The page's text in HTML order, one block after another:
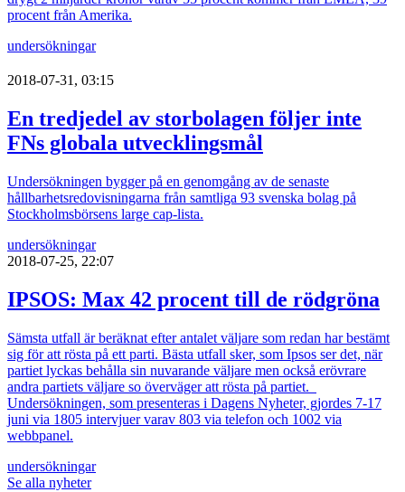
procent från Amerika.
undersökningar
2018-07-31, 03:15
En tredjedel av storbolagen följer inte
FNs globala utvecklingsmål
Undersökningen bygger på en genomgång av de senaste
hållbarhetsredovisningarna från samtliga 93 svenska bolag på
Stockholmsbörsens large cap-lista.
undersökningar
2018-07-25, 22:07
IPSOS: Max 42 procent till de rödgröna
Sämsta utfall är beräknat efter antalet väljare som redan har bestämt
sig för att rösta på ett parti. Bästa utfall sker, som Ipsos ser det, när
partiet lyckas behålla sin nuvarande väljare men också erövrare
andra partiets väljare so överväger att rösta på partiet.
Undersökningen, som presenteras i Dagens Nyheter, gjordes 7-17
juni via 1805 intervjuer varav 803 via telefon och 1002 via
webbpanel.
undersökningar
Se alla nyheter